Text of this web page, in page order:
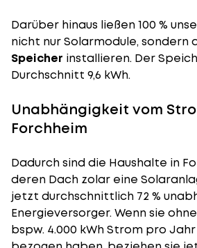
Darüber hinaus ließen 100 %
nicht nur Solarmodule, sondern
Speicher installieren. Der
Durchschnitt 9,6 kWh.
Unabhängigkeit vom
Forchheim
Dadurch sind die Haushalte in
deren Dach zolar eine
jetzt durchschnittlich 72 %
Energieversorger. Wenn sie
bspw. 4.000 kWh Strom pro